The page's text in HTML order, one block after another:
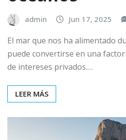
admin Jun 17, 2025
El mar que nos ha alimentado
puede convertirse en una
de intereses privados.…
LEER MÁS